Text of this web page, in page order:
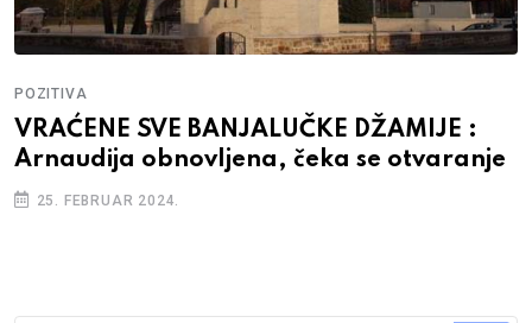
POZITIVA
VRAĆENE SVE BANJALUČKE DŽAMIJE :
Arnaudija obnovljena, čeka se otvaranje
25. FEBRUAR 2024.